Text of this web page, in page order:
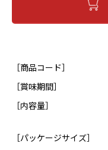
［商品コード］
［賞味期間］
［内容量］
［パッケージサイズ］